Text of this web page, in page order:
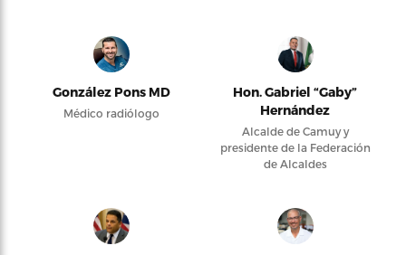
González Pons MD
Médico radiólogo
Hon. Gabriel “Gaby”
Hernández
Alcalde de Camuy y
presidente de la Federación
de Alcaldes